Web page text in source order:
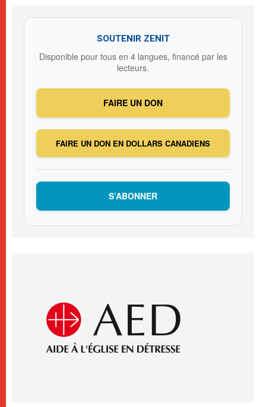
SOUTENIR ZENIT
Disponible pour tous en 4 langues, financé par les
lecteurs.
FAIRE UN DON
FAIRE UN DON EN DOLLARS CANADIENS
S’ABONNER